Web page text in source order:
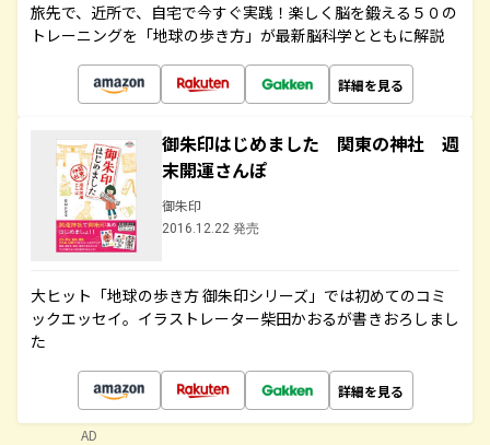
旅先で、近所で、自宅で今すぐ実践！楽しく脳を鍛える５０の
トレーニングを「地球の歩き方」が最新脳科学とともに解説
詳細を見る
御朱印はじめました 関東の神社 週
末開運さんぽ
御朱印
2016.12.22 発売
大ヒット「地球の歩き方 御朱印シリーズ」では初めてのコミ
ックエッセイ。イラストレーター柴田かおるが書きおろしまし
た
詳細を見る
AD